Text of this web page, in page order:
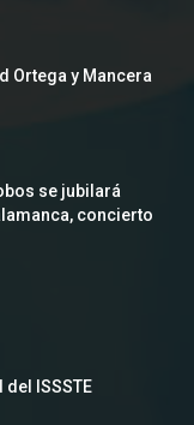
Ortega y Mancera
se jubilará
concierto
ISSSTE